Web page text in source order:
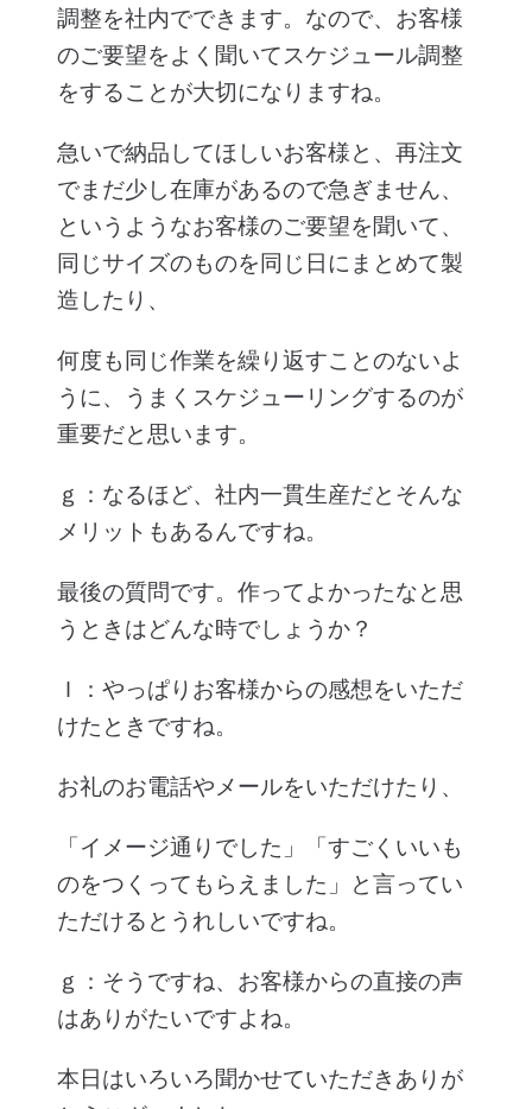
調整を社内でできます。なので、お客様
のご要望をよく聞いてスケジュール調整
をすることが大切になりますね。
急いで納品してほしいお客様と、再注文
でまだ少し在庫があるので急ぎません、
というようなお客様のご要望を聞いて、
同じサイズのものを同じ日にまとめて製
造したり、
何度も同じ作業を繰り返すことのないよ
うに、うまくスケジューリングするのが
重要だと思います。
ｇ：なるほど、社内一貫生産だとそんな
メリットもあるんですね。
最後の質問です。作ってよかったなと思
うときはどんな時でしょうか？
Ｉ：やっぱりお客様からの感想をいただ
けたときですね。
お礼のお電話やメールをいただけたり、
「イメージ通りでした」「すごくいいも
のをつくってもらえました」と言ってい
ただけるとうれしいですね。
ｇ：そうですね、お客様からの直接の声
はありがたいですよね。
本日はいろいろ聞かせていただきありが